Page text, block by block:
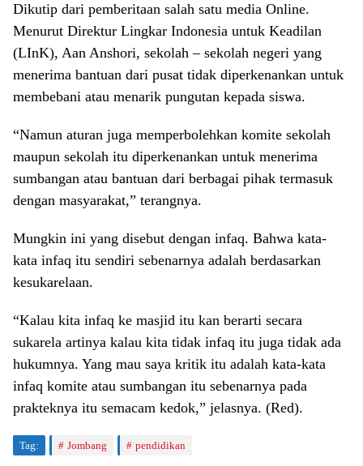
Dikutip dari pemberitaan salah satu media Online.
Menurut Direktur Lingkar Indonesia untuk Keadilan
(LInK), Aan Anshori, sekolah – sekolah negeri yang
menerima bantuan dari pusat tidak diperkenankan untuk
membebani atau menarik pungutan kepada siswa.
“Namun aturan juga memperbolehkan komite sekolah
maupun sekolah itu diperkenankan untuk menerima
sumbangan atau bantuan dari berbagai pihak termasuk
dengan masyarakat,” terangnya.
Mungkin ini yang disebut dengan infaq. Bahwa kata-
kata infaq itu sendiri sebenarnya adalah berdasarkan
kesukarelaan.
“Kalau kita infaq ke masjid itu kan berarti secara
sukarela artinya kalau kita tidak infaq itu juga tidak ada
hukumnya. Yang mau saya kritik itu adalah kata-kata
infaq komite atau sumbangan itu sebenarnya pada
prakteknya itu semacam kedok,” jelasnya. (Red).
Tag: Jombang pendidikan